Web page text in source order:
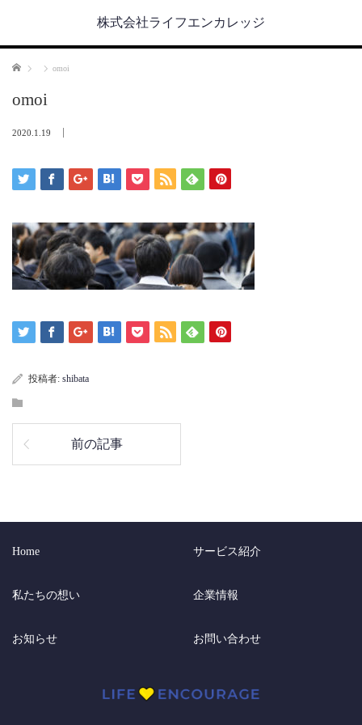
株式会社ライフエンカレッジ
ホーム omoi
omoi
2020.1.19
投稿者: shibata
前の記事
Home サービス紹介
私たちの想い 企業情報
お知らせ お問い合わせ